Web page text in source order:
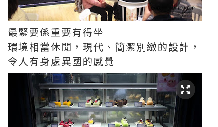
最緊要係重要有得坐
環境相當休閒，現代、簡潔別緻的設計，
令人有身處異國的感覺